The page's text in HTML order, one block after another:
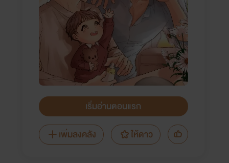
เริ่มอ่านตอนแรก
เพิ่มลงคลัง
ให้ดาว